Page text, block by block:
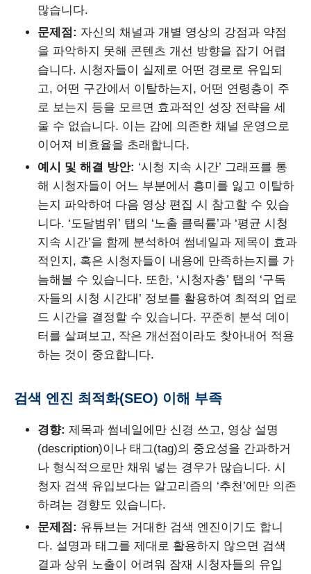
많습니다.
문제점: 자신의 채널과 개별 영상의 강점과 약점
을 파악하지 못해 콘텐츠 개선 방향을 잡기 어렵
습니다. 시청자들이 실제로 어떤 경로로 유입되
고, 어떤 구간에서 이탈하는지, 어떤 연령층이 주
로 보는지 등을 모르면 효과적인 성장 전략을 세
울 수 없습니다. 이는 감에 의존한 채널 운영으로
이어져 비효율을 초래합니다.
예시 및 해결 방안: ‘시청 지속 시간’ 그래프를 통
해 시청자들이 어느 부분에서 흥미를 잃고 이탈하
는지 파악하여 다음 영상 편집 시 참고할 수 있습
니다. ‘도달범위’ 탭의 ‘노출 클릭률’과 ‘평균 시청
지속 시간’을 함께 분석하여 썸네일과 제목이 효과
적인지, 혹은 시청자들이 내용에 만족하는지를 가
늠해볼 수 있습니다. 또한, ‘시청자층’ 탭의 ‘구독
자들의 시청 시간대’ 정보를 활용하여 최적의 업로
드 시간을 결정할 수 있습니다. 꾸준히 분석 데이
터를 살펴보고, 작은 개선점이라도 찾아내어 적용
하는 것이 중요합니다.
검색 엔진 최적화(SEO) 이해 부족
경향: 제목과 썸네일에만 신경 쓰고, 영상 설명
(description)이나 태그(tag)의 중요성을 간과하거
나 형식적으로만 채워 넣는 경우가 많습니다. 시
청자 검색 유입보다는 알고리즘의 ‘추천’에만 의존
하려는 경향도 있습니다.
문제점: 유튜브는 거대한 검색 엔진이기도 합니
다. 설명과 태그를 제대로 활용하지 않으면 검색
결과 상위 노출이 어려워 잠재 시청자들의 유입